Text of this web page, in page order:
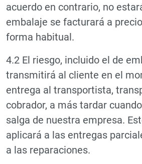
acuerdo en contrario, no
embalaje se facturará a
forma habitual.
4.2 El riesgo, incluido el de
transmitirá al cliente en el
entrega al transportista,
cobrador, a más tardar
salga de nuestra empresa.
aplicará a las entregas
a las reparaciones.